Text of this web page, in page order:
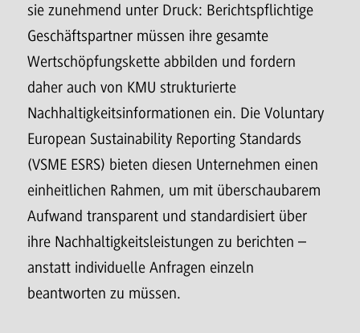
sie zunehmend unter Druck: Berichtspflichtige
Geschäftspartner müssen ihre gesamte
Wertschöpfungskette abbilden und fordern
daher auch von KMU strukturierte
Nachhaltigkeitsinformationen ein. Die Voluntary
European Sustainability Reporting Standards
(VSME ESRS) bieten diesen Unternehmen einen
einheitlichen Rahmen, um mit überschaubarem
Aufwand transparent und standardisiert über
ihre Nachhaltigkeitsleistungen zu berichten –
anstatt individuelle Anfragen einzeln
beantworten zu müssen.